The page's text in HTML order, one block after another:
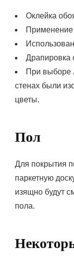
Оклейка
Применение
Драпировка
При выборе
стенах были
цветы.
Пол
Для покрытия
паркетную
изящно будут
пола.